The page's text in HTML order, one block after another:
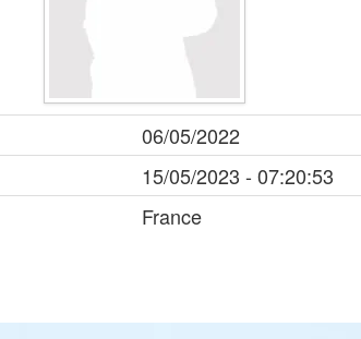
06/05/2022
15/05/2023 - 07:20:53
France